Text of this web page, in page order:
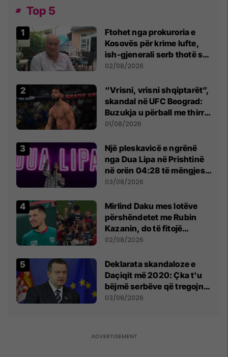
Top 5
Ftohet nga prokuroria e
Kosovës për krime lufte,
ish-gjenerali serb thotë se
dikush e tradhtoi në
02/08/2026
“Vrisni, vrisni shqiptarët”,
skandal në UFC Beograd:
Buzukja u përball me thirrje
anti-shqiptare nga
01/08/2026
Një pleskavicë e ngrënë
nga Dua Lipa në Prishtinë
në orën 04:28 të mëngjesit
- dhe bota digjitale serbe
03/08/2026
Mirlind Daku mes lotëve
përshëndetet me Rubin
Kazanin, do të fitojë
miliona te Spartak Moska
02/08/2026
​Deklarata skandaloze e
Daçiqit më 2020: Çka t'u
bëjmë serbëve që tregojnë
ku janë varrosur shqiptarët
03/08/2026